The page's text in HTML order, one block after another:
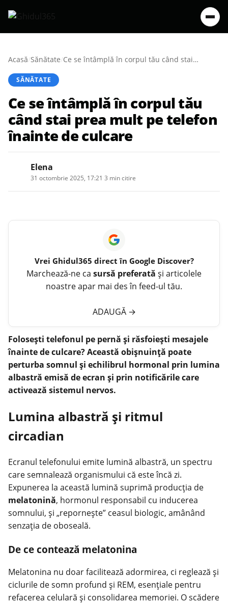
Acasă/Sănătate/ Ce se întâmplă în corpul tău când stai prea mult pe telefon înainte de culcare
SĂNĂTATE
Ce se întâmplă în corpul tău
când stai prea mult pe telefon
înainte de culcare
Elena
31 octombrie 2025, 17:21 3 min citire
Vrei Ghidul365 direct în Google Discover?
Marchează-ne ca sursă preferată și articolele
noastre apar mai des în feed-ul tău.
ADAUGĂ →
Folosești telefonul pe pernă și răsfoiești mesajele
înainte de culcare? Această obișnuință poate
perturba somnul și echilibrul hormonal prin lumina
albastră emisă de ecran și prin notificările care
activează sistemul nervos.
Lumina albastră și ritmul
circadian
Ecranul telefonului emite lumină albastră, un spectru
care semnalează organismului că este încă zi.
Expunerea la această lumină suprimă producția de
melatonină, hormonul responsabil cu inducerea
somnului, și „repornește” ceasul biologic, amânând
senzația de oboseală.
De ce contează melatonina
Melatonina nu doar facilitează adormirea, ci reglează și
ciclurile de somn profund și REM, esențiale pentru
refacerea celulară și consolidarea memoriei. O scădere